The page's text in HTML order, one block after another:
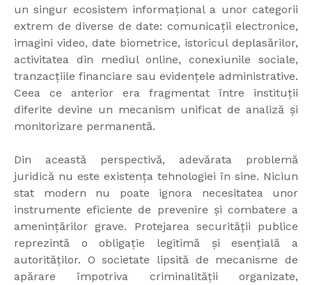
un singur ecosistem informațional a unor categorii
extrem de diverse de date: comunicații electronice,
imagini video, date biometrice, istoricul deplasărilor,
activitatea din mediul online, conexiunile sociale,
tranzacțiile financiare sau evidențele administrative.
Ceea ce anterior era fragmentat între instituții
diferite devine un mecanism unificat de analiză și
monitorizare permanentă.
Din această perspectivă, adevărata problemă
juridică nu este existența tehnologiei în sine. Niciun
stat modern nu poate ignora necesitatea unor
instrumente eficiente de prevenire și combatere a
amenințărilor grave. Protejarea securității publice
reprezintă o obligație legitimă și esențială a
autorităților. O societate lipsită de mecanisme de
apărare împotriva criminalității organizate,